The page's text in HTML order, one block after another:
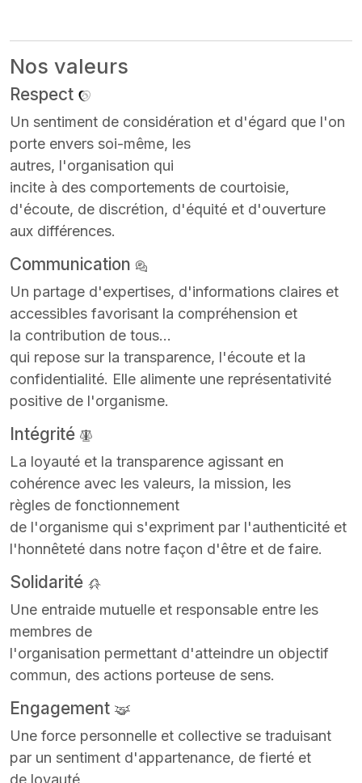
Nos valeurs
Respect
Un sentiment de considération et d'égard que l'on
porte envers soi-même, les
autres, l'organisation qui
incite à des comportements de courtoisie,
d'écoute, de discrétion, d'équité et d'ouverture
aux différences.
Communication
Un partage d'expertises, d'informations claires et
accessibles favorisant la compréhension et
la contribution de tous...
qui repose sur la transparence, l'écoute et la
confidentialité. Elle alimente une représentativité
positive de l'organisme.
Intégrité
La loyauté et la transparence agissant en
cohérence avec les valeurs, la mission, les
règles de fonctionnement
de l'organisme qui s'expriment par l'authenticité et
l'honnêteté dans notre façon d'être et de faire.
Solidarité
Une entraide mutuelle et responsable entre les
membres de
l'organisation permettant d'atteindre un objectif
commun, des actions porteuse de sens.
Engagement
Une force personnelle et collective se traduisant
par un sentiment d'appartenance, de fierté et